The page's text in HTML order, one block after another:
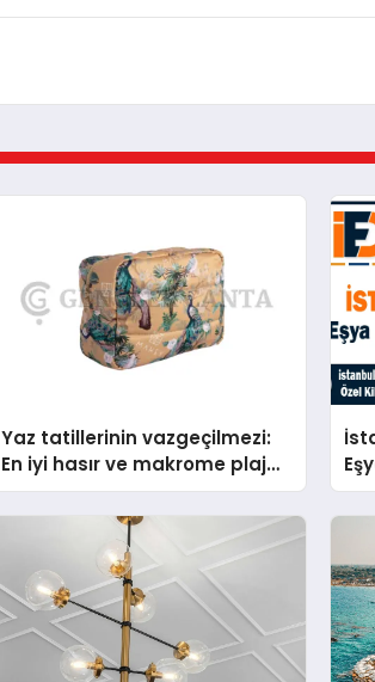
Yaz tatillerinin vazgeçilmezi:
En iyi hasır ve makrome plaj
çantası tavsiyeleri